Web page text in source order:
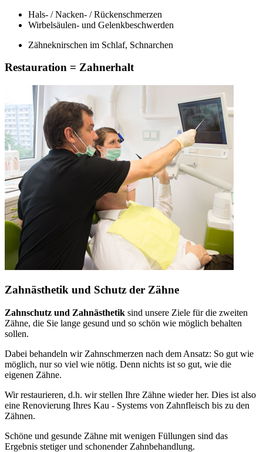
Hals- / Nacken- / Rückenschmerzen
Wirbelsäulen- und Gelenkbeschwerden
Zähneknirschen im Schlaf, Schnarchen
Restauration = Zahnerhalt
Zahnästhetik und Schutz der Zähne
Zahnschutz und Zahnästhetik sind unsere Ziele für die zweiten
Zähne, die Sie lange gesund und so schön wie möglich behalten
sollen.
Dabei behandeln wir Zahnschmerzen nach dem Ansatz: So gut wie
möglich, nur so viel wie nötig. Denn nichts ist so gut, wie die
eigenen Zähne.
Wir restaurieren, d.h. wir stellen Ihre Zähne wieder her. Dies ist also
eine Renovierung Ihres Kau - Systems von Zahnfleisch bis zu den
Zähnen.
Schöne und gesunde Zähne mit wenigen Füllungen sind das
Ergebnis stetiger und schonender Zahnbehandlung.